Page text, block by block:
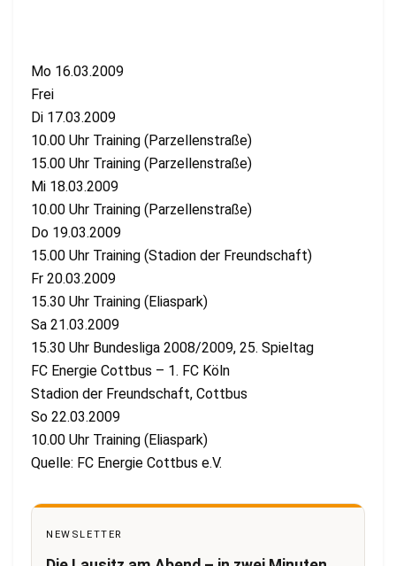
Mo 16.03.2009
Frei
Di 17.03.2009
10.00 Uhr Training (Parzellenstraße)
15.00 Uhr Training (Parzellenstraße)
Mi 18.03.2009
10.00 Uhr Training (Parzellenstraße)
Do 19.03.2009
15.00 Uhr Training (Stadion der Freundschaft)
Fr 20.03.2009
15.30 Uhr Training (Eliaspark)
Sa 21.03.2009
15.30 Uhr Bundesliga 2008/2009, 25. Spieltag
FC Energie Cottbus – 1. FC Köln
Stadion der Freundschaft, Cottbus
So 22.03.2009
10.00 Uhr Training (Eliaspark)
Quelle: FC Energie Cottbus e.V.
NEWSLETTER